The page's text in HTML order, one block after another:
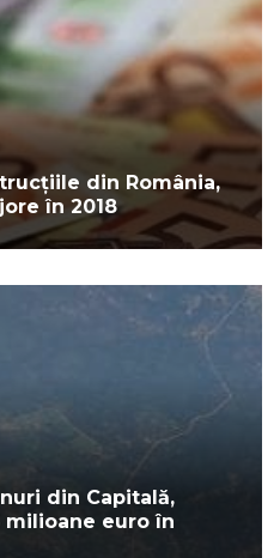
din România,
în 2018
din Capitală,
euro în